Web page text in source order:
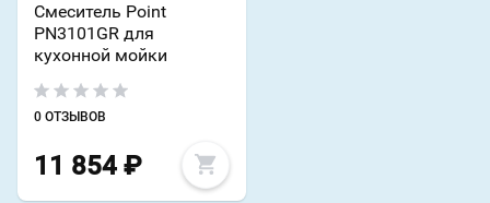
Смеситель Point
PN3101GR для
кухонной мойки
0 ОТЗЫВОВ
11 854 ₽